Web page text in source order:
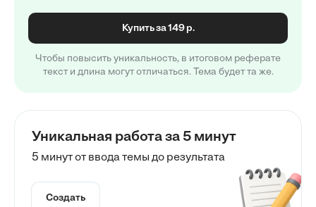
Купить за 149 р.
Чтобы повысить уникальность, в итоговом реферате
текст и длина могут отличаться. Тема будет та же.
Уникальная работа за 5 минут
5 минут от ввода темы до результата
Создать